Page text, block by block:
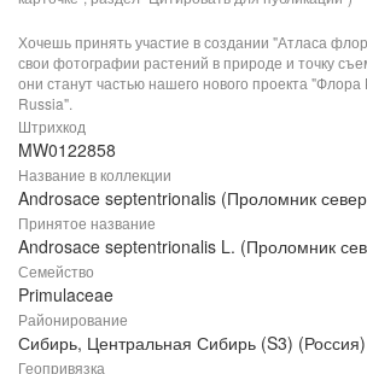
Хочешь принять участие в создании "Атласа
свои фотографии растений в природе и точку
они станут частью нашего нового проекта "Флора
Russia".
Штрихкод
MW0122858
Название в коллекции
Androsace septentrionalis (Проломник
Принятое название
Androsace septentrionalis L. (Проломник
Семейство
Primulaceae
Районирование
Сибирь, Центральная Сибирь (S3) (Россия)
Геопривязка